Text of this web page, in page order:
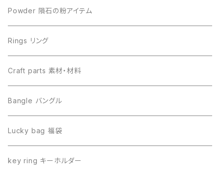
Sericho セリコ
Libyan desert glass リビアングラス
Canyon Diablo キャニオンディアブロ
Imilac イミラック
Henbury ヘンブリー
Dronino ドロニノ
Muonionalusta ムオニオナルスタ
Henbury ヘンブリー
Sericho セリコ
Libyan desert glass リビアングラス
Seymchan セイムチャン
Imilac イミラック
ビーズ単品
Powder 隕石の粉アイテム
Rings リング
Craft parts 素材・材料
Bangle バングル
Lucky bag 福袋
key ring キーホルダー